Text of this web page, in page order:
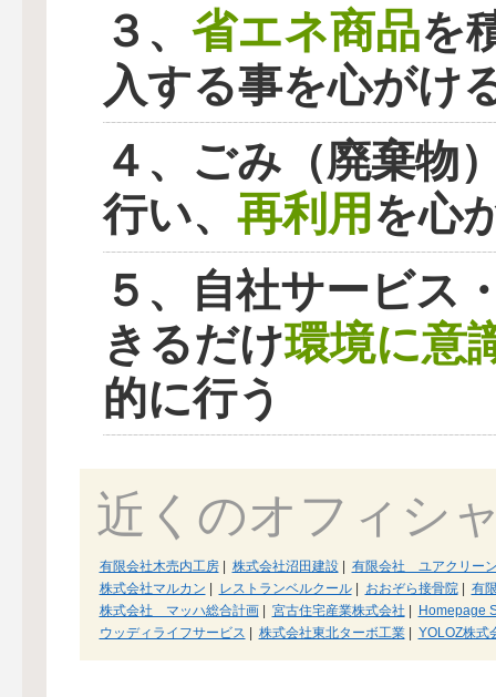
３、 省エネ商品を
入する事を心がけ
４、ごみ（廃棄物
行い、 再利用 を心
５、自社サービス
きるだけ環境に意
的に行う
近くのオフィシ
有限会社木売内工房| 株式会社沼田建設| 有限会社 ユアクリー
株式会社マルカン | レストランベルクール| おおぞら接骨院| 有
株式会社 マッハ総合計画| 宮古住宅産業株式会社 | Homepage
ウッディライフサービス | 株式会社東北ターボ工業| YOLOZ株式